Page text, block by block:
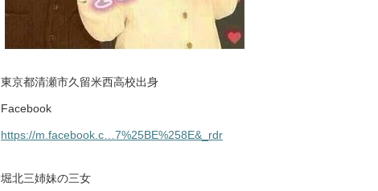
東京都清瀬市久留米西高校出身
Facebook
https://m.facebook.c…7%25BE%258E&_rdr
堀北三姉妹の三女